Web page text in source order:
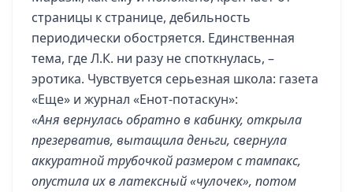
страницы к странице, дебильность
периодически обостряется. Единственная
тема, где Л.К. ни разу не споткнулась, –
эротика. Чувствуется серьезная школа: газета
«Еще» и журнал «Енот-потаскун»:
«Аня вернулась обратно в кабинку, открыла
презерватив, вытащила деньги, свернула
аккуратной трубочкой размером с тампакс,
опустила их в латексный «чулочек», потом